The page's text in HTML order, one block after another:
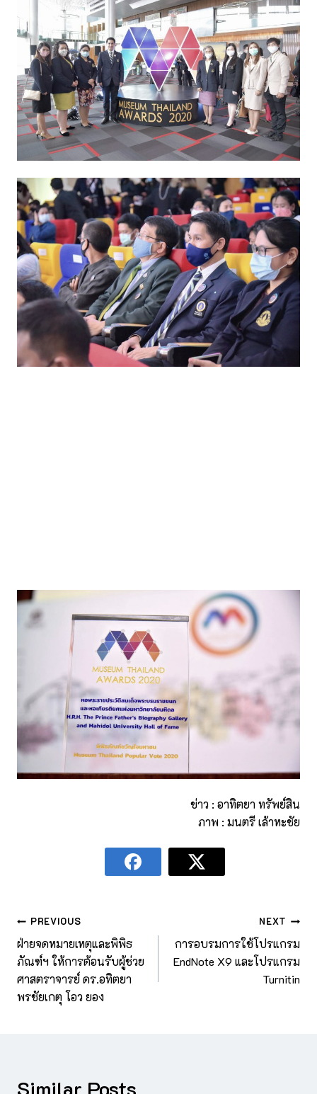
ข่าว : อาทิตยา ทรัพย์สิน
ภาพ : มนตรี เล้าหะชัย
PREVIOUS
ฝ่ายจดหมายเหตุและพิพิธ
ภัณฑ์ฯ ให้การต้อนรับผู้ช่วย
ศาสตราจารย์ ดร.อทิตยา
พรชัยเกตุ โอว ยอง
NEXT
การอบรมการใช้โปรแกรม
EndNote X9 และโปรแกรม
Turnitin
Similar Posts